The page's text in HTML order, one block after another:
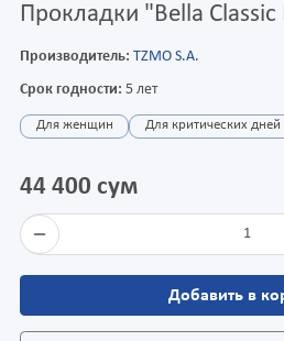
Прокладки "Bella
Производитель: TZMO S.A.
Срок годности: 5 лет
Для женщин Для критических дней
44 400 сум
1
Добавить в